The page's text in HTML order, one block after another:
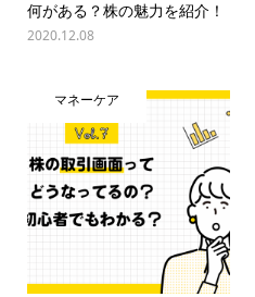
何がある？株の魅力を紹介！
2020.12.08
マネーケア